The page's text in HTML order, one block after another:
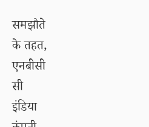
समझौते
के तहत,
एनबीसी
सी
इंडिया